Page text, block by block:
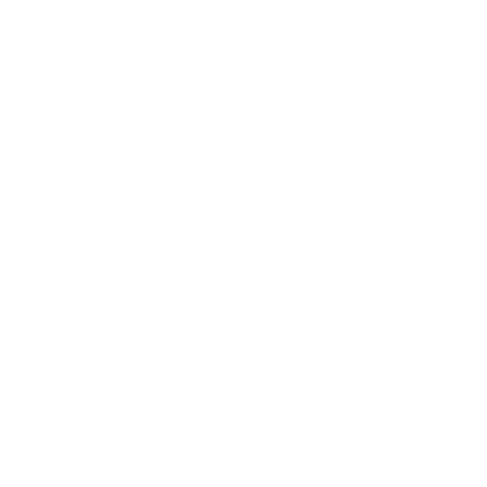
zur Karussell-Navigation springen, indem du die Skip-Links